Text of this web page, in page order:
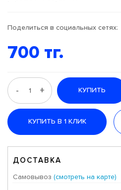
Поделиться в социальных сетях:
700 тг.
- + КУПИТЬ
КУПИТЬ В 1 КЛИК
ДОСТАВКА
Самовывоз (смотреть на карте)